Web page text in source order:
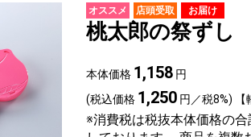
オススメ 店頭受取 お届け
桃太郎の祭ずし
本体価格 1,158円
(税込価格 1,250円／税8%) 【
※消費税は税抜本体価格の